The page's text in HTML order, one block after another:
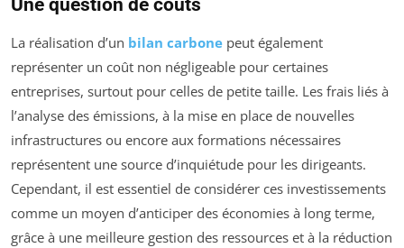
Une question de coûts
La réalisation d’un bilan carbone peut également
représenter un coût non négligeable pour certaines
entreprises, surtout pour celles de petite taille. Les frais liés à
l’analyse des émissions, à la mise en place de nouvelles
infrastructures ou encore aux formations nécessaires
représentent une source d’inquiétude pour les dirigeants.
Cependant, il est essentiel de considérer ces investissements
comme un moyen d’anticiper des économies à long terme,
grâce à une meilleure gestion des ressources et à la réduction